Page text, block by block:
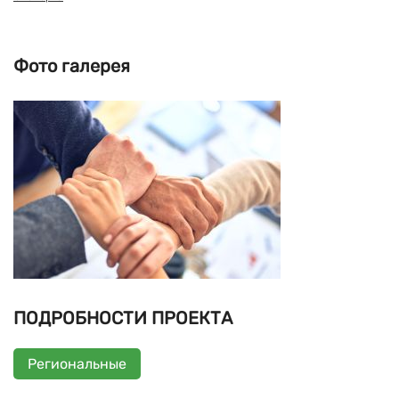
Фото галерея
ПОДРОБНОСТИ ПРОЕКТА
Региональные